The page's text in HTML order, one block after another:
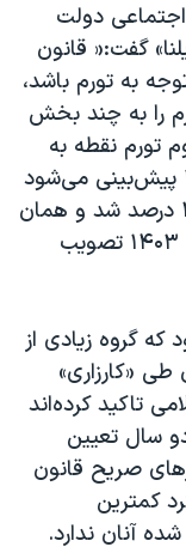
دولت
«ایلنا» گفت:« قانون
با توجه به تورم باشد،
را به چند بخش
تورم نقطه به
نقطه و سوم تورمی که برای سال ۱۴۰۳ پیش‌بینی می‌شود
بعد معدل اینها را گرفتیم که نزدیک ۳۵ درصد شد و همان
رقم برای افزایش حقوق کارگران در سال ۱۴۰۳ تصویب
که گروه زیادی از
طی «کارزاری»
تاکید کرده‌اند
سال تعیین
صریح قانون
کرد کمترین
آنان ندارد.